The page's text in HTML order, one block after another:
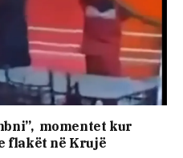
momentet kur
flakët në Krujë